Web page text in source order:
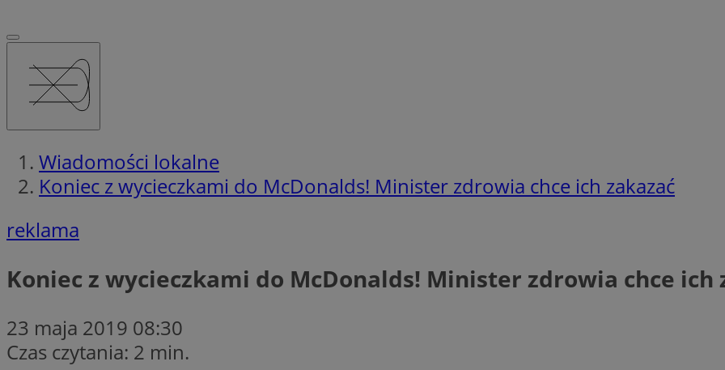
Wiadomości lokalne
Koniec z wycieczkami do McDonalds! Minister zdrowia chce ich zakazać
reklama
Koniec z wycieczkami do McDonalds! Minister zdrowia chce ich
23 maja 2019 08:30
Czas czytania: 2 min.